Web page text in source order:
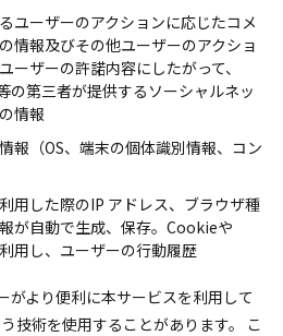
ユーザーのアクションに応じたコメ
情報及びその他ユーザーのアクショ
ーザーの許諾内容にしたがって、
第三者が提供するソーシャルネッ
情報
報（OS、端末の個体識別情報、コン
用した際のIP アドレス、ブラウザ種
が自動で生成、保存。Cookieや
用し、ユーザーの行動履歴
より便利に本サービスを利用して
技術を使用することがあります。 こ